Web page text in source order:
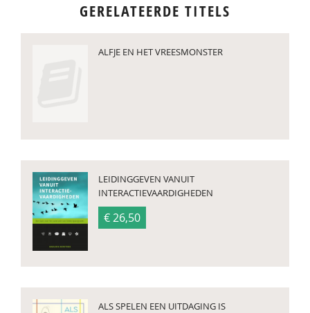
GERELATEERDE TITELS
ALFJE EN HET VREESMONSTER
LEIDINGGEVEN VANUIT
INTERACTIEVAARDIGHEDEN
€ 26,50
ALS SPELEN EEN UITDAGING IS